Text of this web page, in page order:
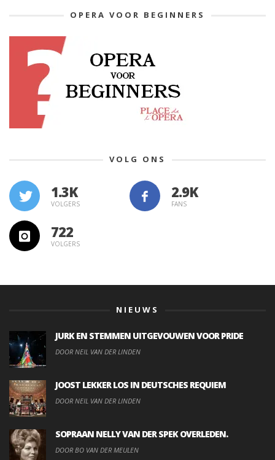
OPERA VOOR BEGINNERS
VOLG ONS
1.3K
VOLGERS FANS
722
VOLGERS
NIEUWS
JURK EN STEMMEN UITGEVOUWEN VOOR PRIDE
DOOR NEIL VAN DER LINDEN
JOOST LEKKER LOS IN DEUTSCHES REQUIEM
DOOR NEIL VAN DER LINDEN
SOPRAAN NELLY VAN DER SPEK OVERLEDEN.
DOOR BO VAN DER MEULEN